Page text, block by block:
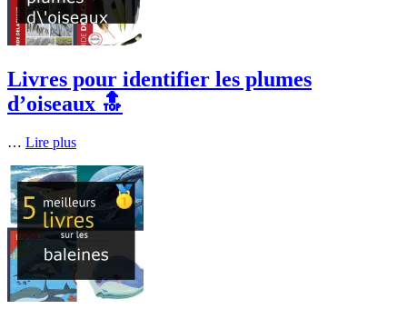
Livres pour identifier les plumes
d’oiseaux 🔝
… Lire plus